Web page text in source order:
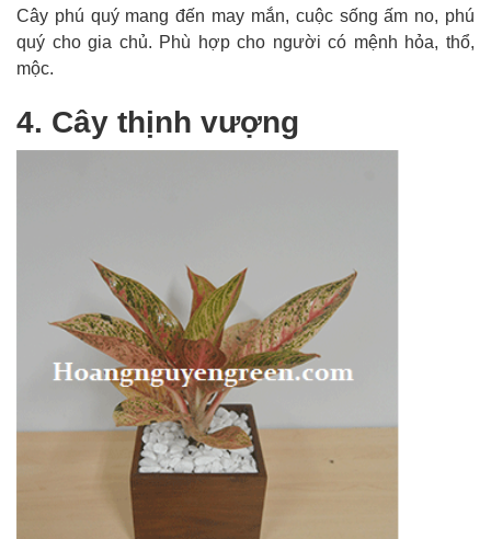
Cây phú quý mang đến may mắn, cuộc sống ấm no, phú
quý cho gia chủ. Phù hợp cho người có mệnh hỏa, thổ,
mộc.
4. Cây thịnh vượng